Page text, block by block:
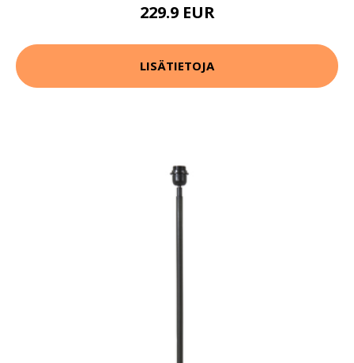
229.9 EUR
LISÄTIETOJA